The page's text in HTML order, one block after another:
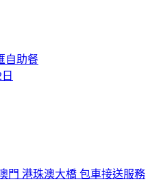
自助餐
門 港珠澳大橋 包車接送服務